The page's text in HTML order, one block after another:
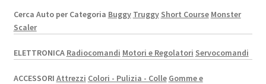
Cerca Auto per Categoria Buggy Truggy Short Course Monster
Scaler
ELETTRONICA Radiocomandi Motori e Regolatori Servocomandi
ACCESSORI Attrezzi Colori - Pulizia - Colle Gomme e